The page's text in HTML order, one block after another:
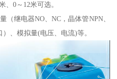
、0～12米可选。
（继电器NO、NC，晶体管NPN、
、模拟量(电压、电流)等。